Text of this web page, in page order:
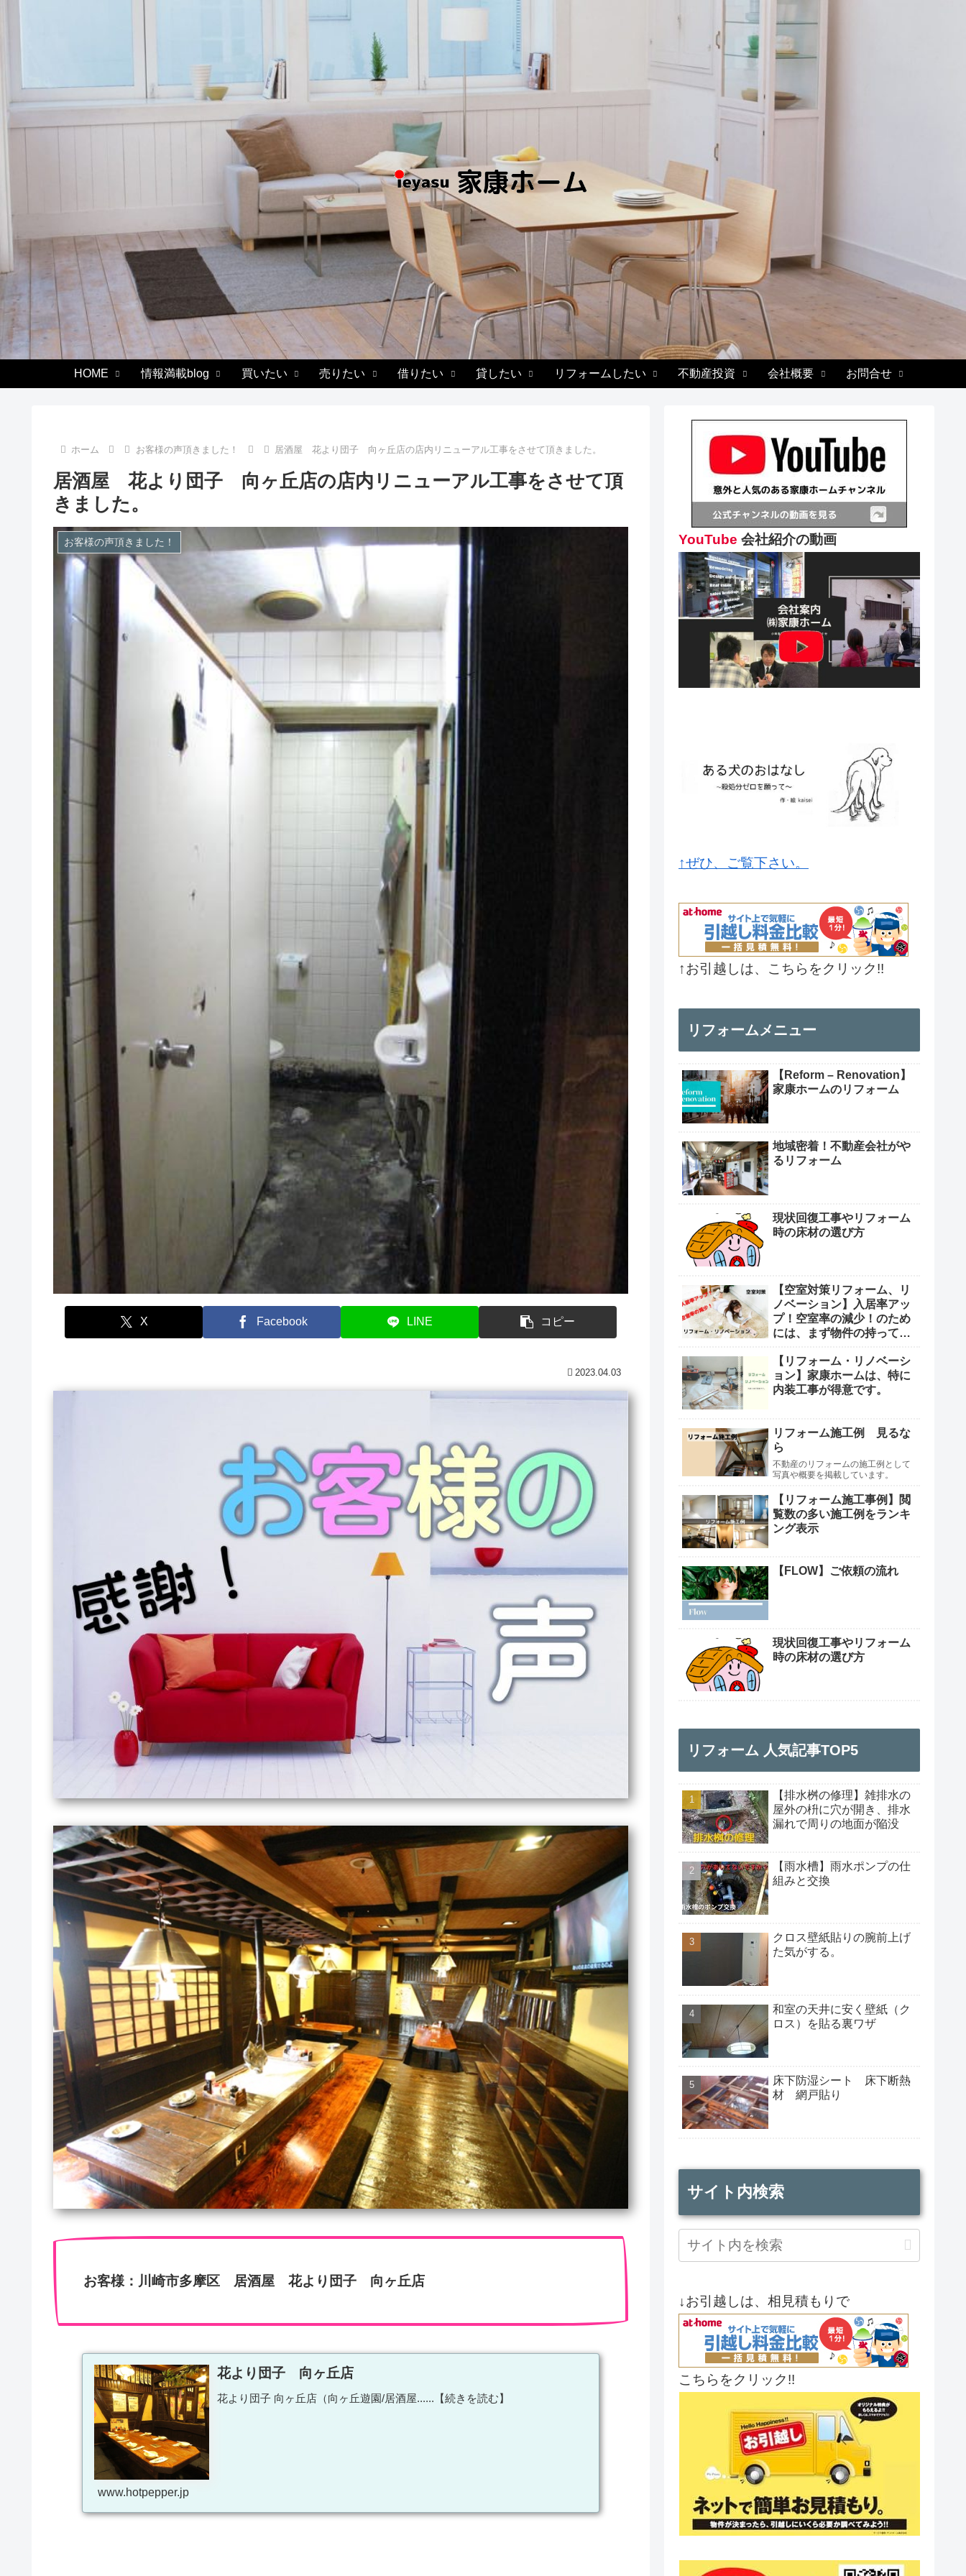
HOME 情報満載blog 買いたい 売りたい 借りたい 貸したい リフォームしたい 不動産投資 会社概要 お問合せ
ホーム お客様の声頂きました！ 居酒屋 花より団子 向ヶ丘店の店内リニューアル工事をさせて頂きました。
居酒屋 花より団子 向ヶ丘店の店内リニューアル工事をさせて頂
きました。
お客様の声頂きました！
X Facebook LINE コピー
2023.04.03
お客様：川崎市多摩区 居酒屋 花より団子 向ヶ丘店
花より団子 向ヶ丘店
花より団子 向ヶ丘店（向ヶ丘遊園/居酒屋......【続きを読む】
www.hotpepper.jp
YouTube 会社紹介の動画
↑ぜひ、ご覧下さい。
↑お引越しは、こちらをクリック!!
リフォームメニュー
【Reform – Renovation】
家康ホームのリフォーム
地域密着！不動産会社がや
るリフォーム
現状回復工事やリフォーム
時の床材の選び方
【空室対策リフォーム、リ
ノベーション】入居率アッ
プ！空室率の減少！のため
には、まず物件の持ってい
に魅力を高めるなどが必要
です。
【リフォーム・リノベーシ
ョン】家康ホームは、特に
内装工事が得意です。
リフォーム施工例 見るな
ら
不動産のリフォームの施工例として
写真や概要を掲載しています。
【リフォーム施工事例】閲
覧数の多い施工例をランキ
ング表示
【FLOW】ご依頼の流れ
現状回復工事やリフォーム
時の床材の選び方
リフォーム 人気記事TOP5
【排水桝の修理】雑排水の
屋外の枡に穴が開き、排水
漏れで周りの地面が陥没
【雨水槽】雨水ポンプの仕
組みと交換
クロス壁紙貼りの腕前上げ
た気がする。
和室の天井に安く壁紙（ク
ロス）を貼る裏ワザ
床下防湿シート 床下断熱
材 網戸貼り
サイト内検索
↓お引越しは、相見積もりで
こちらをクリック!!